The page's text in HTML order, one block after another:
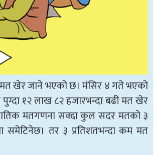
मत खेर जाने भएको छ। मंसिर ४ गते भएको
१२ लाख ८२ हजारभन्दा बढी मत खेर
मतगणना सक्दा कुल सदर मतको ३
समेटिनेछ। तर ३ प्रतिशतभन्दा कम मत